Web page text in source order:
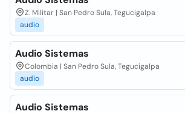
Z. Militar | San Pedro Sula, Tegucigalpa
audio
Audio Sistemas
Colombia | San Pedro Sula, Tegucigalpa
audio
Audio Sistemas